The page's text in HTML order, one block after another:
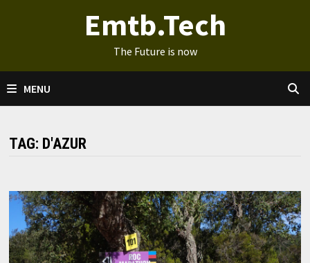
Emtb.Tech
The Future is now
MENU
TAG: D'AZUR